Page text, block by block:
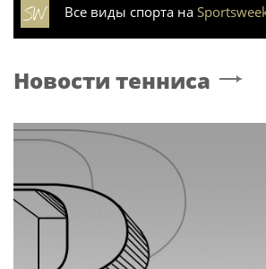
Все виды спорта на
Новости тенниса